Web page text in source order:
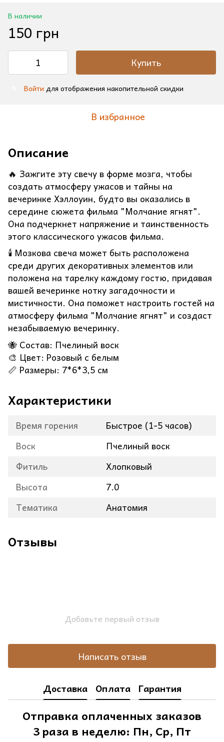
В наличии
150 грн
Купить
Войти для отображения накопительной скидки
В избранное
Описание
🔥 Зажгите эту свечу в форме мозга, чтобы
создать атмосферу ужасов и тайны на
вечеринке Хэллоуин, будто вы оказались в
середине сюжета фильма "Молчание ягнят".
Она подчеркнет напряжение и таинственность
этого классического ужасов фильма.
🕯️ Мозкова свеча может быть расположена
среди других декоративных элементов или
положена на тарелку каждому гостю, придавая
вашей вечеринке нотку загадочности и
мистичности. Она поможет настроить гостей на
атмосферу фильма "Молчание ягнят" и создаст
незабываемую вечеринку.
🐝 Состав: Пчелиный воск
🎨 Цвет: Розовый с белым
📏 Размеры: 7*6*3,5 см
Характеристики
Время горения
Быстрое (1-5 часов)
Воск
Пчелиный воск
Фитиль
Хлопковый
Высота
7.0
Тематика
Анатомия
Отзывы
Добавьте первый отзыв
Написать отзыв
Доставка Оплата Гарантия
Отправка оплаченных заказов
3 раза в неделю: Пн, Ср, Пт